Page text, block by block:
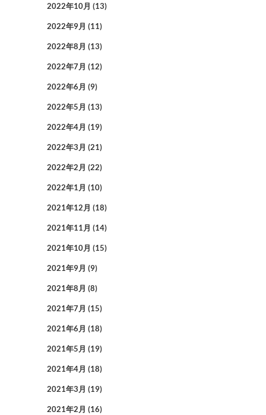
2022年10月 (13)
2022年9月 (11)
2022年8月 (13)
2022年7月 (12)
2022年6月 (9)
2022年5月 (13)
2022年4月 (19)
2022年3月 (21)
2022年2月 (22)
2022年1月 (10)
2021年12月 (18)
2021年11月 (14)
2021年10月 (15)
2021年9月 (9)
2021年8月 (8)
2021年7月 (15)
2021年6月 (18)
2021年5月 (19)
2021年4月 (18)
2021年3月 (19)
2021年2月 (16)